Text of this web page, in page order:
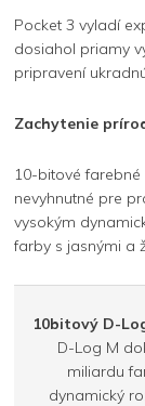
Pocket 3 vyladí
dosiahol priamy
pripravení
Zachytenie
10-bitové farebné
nevyhnutné pre
vysokým
farby s jasnými a
10bitový D-
D-Log M
miliardu
dynamický